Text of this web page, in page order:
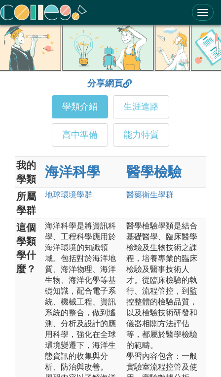
ColleGo! 大學選才與高中育才輔助系統
分享網頁
學類介紹 生涯進路
高中準備 能力特質
我的
學類
海洋科學 醫學檢驗
所屬
學群
地球環境學群 醫藥衛生學群
這個
學類
學什
麼？
海洋科學是將資訊科
學、工程科學應用於
海洋環境的知識領
域。包括對於海洋地
質、海洋物理、海洋
生物、海洋化學等基
礎知識，配合電子系
統、機械工程、資訊
系統的整合，做到遙
測、分析及設計的應
用科學，強化在全球
環境變遷下，海洋生
態資訊的收集與分
析、防治與改善。
醫學檢驗學類是結合
基礎醫學、臨床醫學
檢驗及生物技術之課
程，培養專業的臨床
檢驗及醫事技術人
才。從臨床檢驗的執
行、流程管控，到監
控整體的檢驗品質，
以及檢驗技術研發和
儀器相關方法評估
等，都屬於醫學檢驗
的範疇。
學習內容包含：一般
實驗室流程控管及使